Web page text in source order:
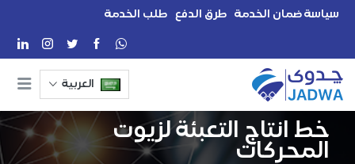
سياسة ضمان الخدمة طرق الدفع طلب الخدمة
العربية
خط انتاج التعبئة لزيوت
المحركات